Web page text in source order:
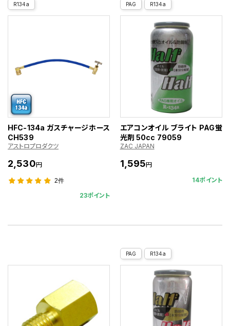
R134a
HFC-134a ガスチャージホース
CH539
アストロプロダクツ
2,530円
2件
23ポイント
PAG R134a
エアコンオイル ブライト PAG蛍
光剤 50cc 79059
ZAC JAPAN
1,595円
14ポイント
PAG R134a